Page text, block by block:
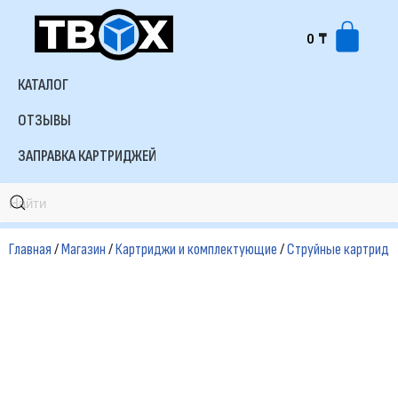
Перейти
содержимому
0 ₸
КАТАЛОГ
ОТЗЫВЫ
ЗАПРАВКА КАРТРИДЖЕЙ
Главная/Магазин/Картриджи и комплектующие/Струйные